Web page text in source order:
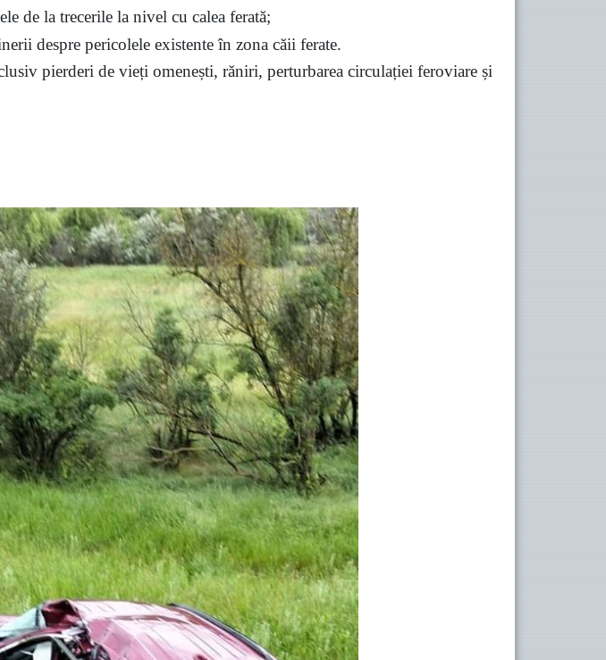
de la trecerile la nivel cu calea ferată;
despre pericolele existente în zona căii ferate.
pierderi de vieți omenești, răniri, perturbarea circulației feroviare și